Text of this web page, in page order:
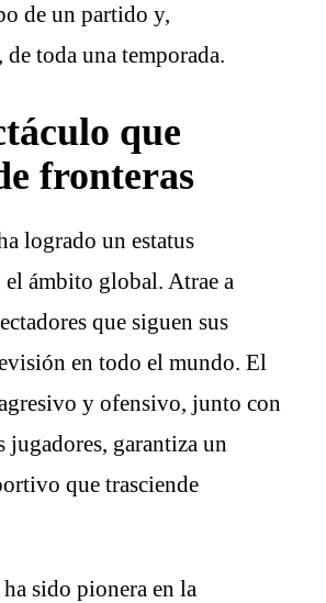
de un partido y,
toda una temporada.
que
fronteras
logrado un estatus
ámbito global. Atrae a
que siguen sus
en todo el mundo. El
y ofensivo, junto con
jugadores, garantiza un
que trasciende
sido pionera en la